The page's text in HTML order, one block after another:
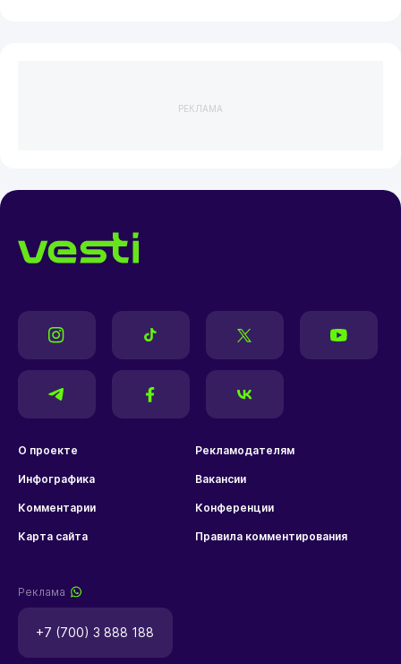
РЕКЛАМА
О проекте Рекламодателям
Инфографика Вакансии
Комментарии Конференции
Карта сайта Правила комментирования
Реклама
+7 (700) 3 888 188